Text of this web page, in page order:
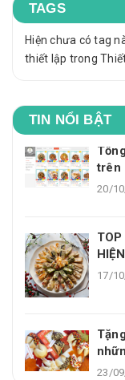
TAGS
Hiện chưa có tag
thiết lập trong
TIN NỔI BẬT
trên
20/
17/
23/